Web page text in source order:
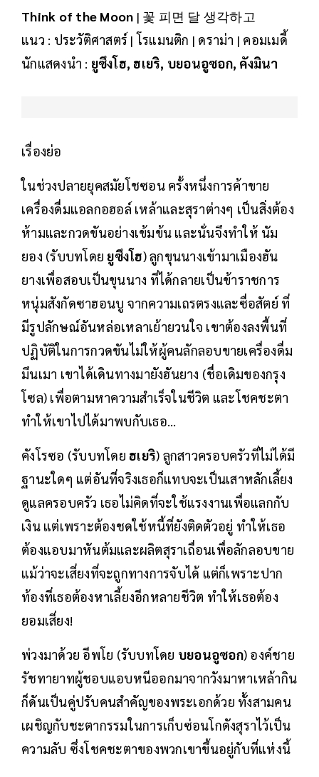
Think of the Moon | 꽃 피면 달 생각하고
แนว : ประวัติศาสตร์ | โรแมนติก | ดราม่า | คอมเมดี้
นักแสดงนำ : ยูซึงโฮ, ฮเยริ, บยอนอูซอก, คังมินา
เรื่องย่อ
ในช่วงปลายยุคสมัยโชซอน ครั้งหนึ่งการค้าขาย
เครื่องดื่มแอลกอฮอล์ เหล้าและสุราต่างๆ เป็นสิ่งต้อง
ห้ามและกวดขันอย่างเข้มข้น และนั่นจึงทำให้ นัม
ยอง (รับบทโดย ยูซึงโฮ) ลูกขุนนางเข้ามาเมืองฮัน
ยางเพื่อสอบเป็นขุนนาง ที่ได้กลายเป็นข้าราชการ
หนุ่มสังกัดซาฮอนบู จากความเถรตรงและซื่อสัตย์ ที่
มีรูปลักษณ์อันหล่อเหลาเย้ายวนใจ เขาต้องลงพื้นที่
ปฏิบัติในการกวดขันไม่ให้ผู้คนลักลอบขายเครื่องดื่ม
มึนเมา เขาได้เดินทางมายังฮันยาง (ชื่อเดิมของกรุง
โซล) เพื่อตามหาความสำเร็จในชีวิต และโชคชะตา
ทำให้เขาไปได้มาพบกับเธอ...
คังโรซอ (รับบทโดย ฮเยริ) ลูกสาวครอบครัวที่ไม่ได้มี
ฐานะใดๆ แต่อันที่จริงเธอก็แทบจะเป็นเสาหลักเลี้ยง
ดูแลครอบครัว เธอไม่คิดที่จะใช้แรงงานเพื่อแลกกับ
เงิน แต่เพราะต้องชดใช้หนี้ที่ยังติดตัวอยู่ ทำให้เธอ
ต้องแอบมาหันต้มและผลิตสุราเถื่อนเพื่อลักลอบขาย
แม้ว่าจะเสี่ยงที่จะถูกทางการจับได้ แต่ก็เพราะปาก
ท้องที่เธอต้องหาเลี้ยงอีกหลายชีวิต ทำให้เธอต้อง
ยอมเสี่ยง!
พ่วงมาด้วย อีพโย (รับบทโดย บยอนอูซอก) องค์ชาย
รัชทายาทผู้ชอบแอบหนีออกมาจากวังมาหาเหล้ากิน
ก็ดันเป็นคู่ปรับคนสำคัญของพระเอกด้วย ทั้งสามคน
เผชิญกับชะตากรรมในการเก็บซ่อนโกดังสุราไว้เป็น
ความลับ ซึ่งโชคชะตาของพวกเขาขึ้นอยู่กับที่แห่งนี้